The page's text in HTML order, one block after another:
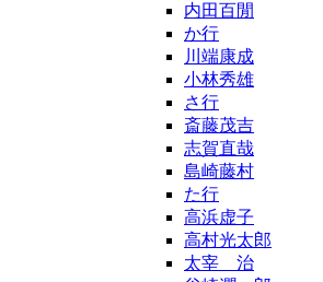
内田百閒
か行
川端康成
小林秀雄
さ行
斎藤茂吉
志賀直哉
島崎藤村
た行
高浜虚子
高村光太郎
太宰 治